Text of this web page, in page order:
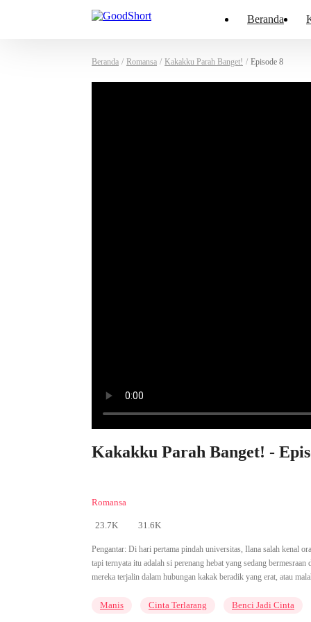
Beranda
Beranda / Romansa / Kakakku Parah Banget! / Episode 8
Kakakku Parah Banget! -
Romansa
23.7K 31.6K
Pengantar: Di hari pertama pindah universitas, Ilana salah kenal
tapi ternyata itu adalah si perenang hebat yang sedang
mereka terjalin dalam hubungan kakak beradik yang erat, atau
Manis Cinta Terlarang Benci Jadi Cinta